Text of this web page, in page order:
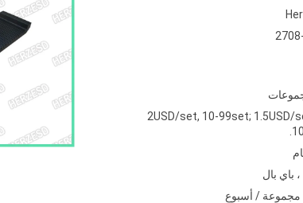
2USD/set, 10-99set; 1.5USD/